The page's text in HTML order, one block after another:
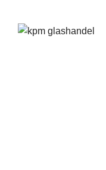
naar